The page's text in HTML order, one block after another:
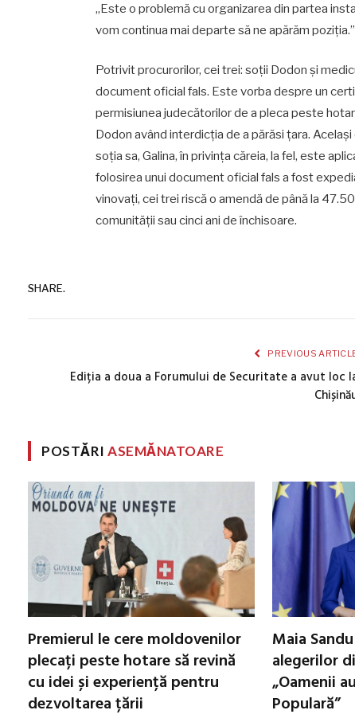
„Este o problemă cu organizarea din partea
vom continua mai departe să ne apărăm poziția.”
Potrivit procurorilor, cei trei: soții Dodon și
document oficial fals. Este vorba despre un
permisiunea judecătorilor de a pleca peste
Dodon având interdicția de a părăsi țara.
soția sa, Galina, în privința căreia, la fel, este
folosirea unui document oficial fals a fost
vinovați, cei trei riscă o amendă de până la
comunității sau cinci ani de închisoare.
SHARE.
PREVIOUS
Ediția a doua a Forumului de Securitate a avut loc
POSTĂRIASEMĂNATOARE
Premierul le cere moldovenilor
plecați peste hotare să revină
cu idei și experiență pentru
dezvoltarea țării
Maia
alegerilor
„Oamenii
Populară”